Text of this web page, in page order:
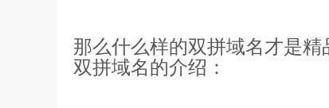
那么什么样的双拼域名才是
双拼域名的介绍：